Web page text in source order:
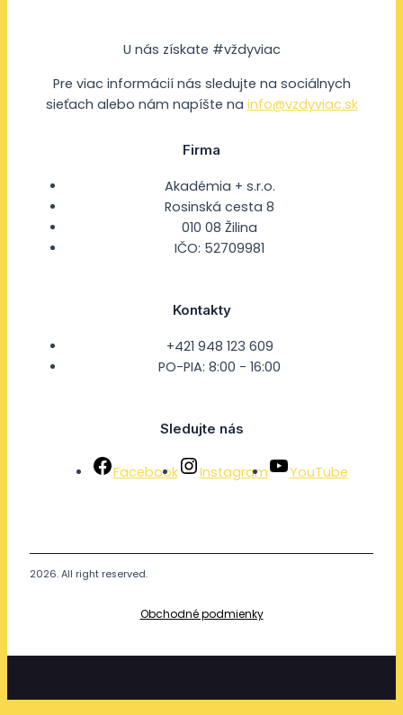
U nás získate #vždyviac
Pre viac informácií nás sledujte na sociálnych
sieťach alebo nám napíšte na info@vzdyviac.sk
Firma
Akadémia + s.r.o.
Rosinská cesta 8
010 08 Žilina
IČO: 52709981
Kontakty
+421 948 123 609
PO-PIA: 8:00 - 16:00
Sledujte nás
Facebook Instagram YouTube
2026. All right reserved.
Obchodné podmienky